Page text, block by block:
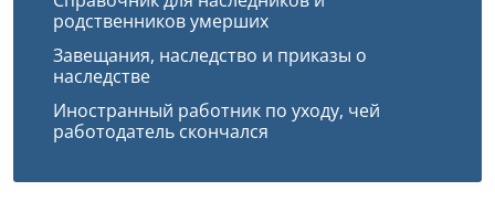
родственников умерших
Завещания, наследство и приказы о
наследстве
Иностранный работник по уходу, чей
работодатель скончался